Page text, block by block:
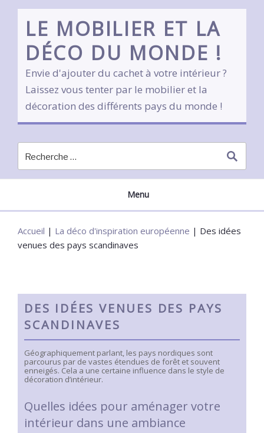
contentLE MOBILIER ET LA
DÉCO DU MONDE !
Envie d'ajouter du cachet à votre intérieur ?
Laissez vous tenter par le mobilier et la
décoration des différents pays du monde !
Menu
Accueil | La déco d'inspiration européenne | Des idées
venues des pays scandinaves
DES IDÉES VENUES DES PAYS
SCANDINAVES
Géographiquement parlant, les pays nordiques sont
parcourus par de vastes étendues de forêt et souvent
enneigés. Cela a une certaine influence dans le style de
décoration d’intérieur.
Quelles idées pour aménager votre
intérieur dans une ambiance